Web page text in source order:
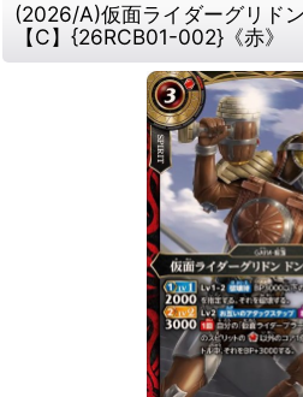
(2026/A)仮面ライダーグリド
【C】{26RCB01-002}《赤》